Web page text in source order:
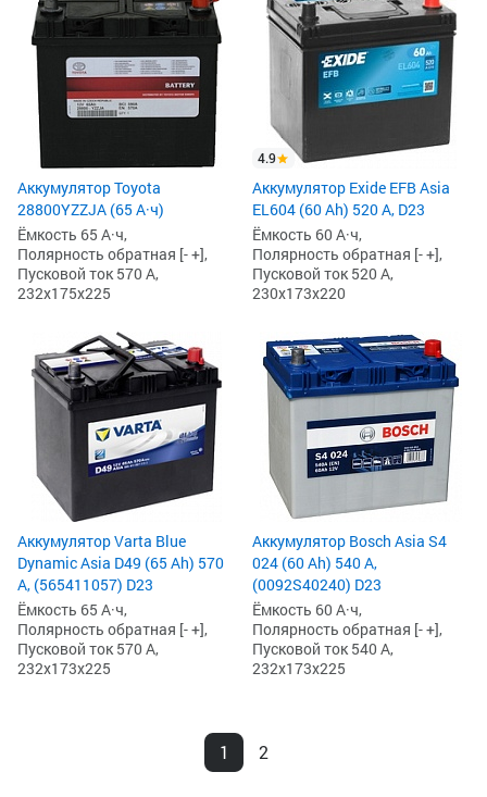
Аккумулятор Toyota
28800YZZJA (65 А·ч)
Ёмкость 65 А·ч,
Полярность обратная [- +],
Пусковой ток 570 А,
232x175x225
4.9
Аккумулятор Exide EFB Asia
EL604 (60 Ah) 520 А, D23
Ёмкость 60 А·ч,
Полярность обратная [- +],
Пусковой ток 520 А,
230x173x220
Аккумулятор Varta Blue
Dynamic Asia D49 (65 Ah) 570
А, (565411057) D23
Ёмкость 65 А·ч,
Полярность обратная [- +],
Пусковой ток 570 А,
232x173x225
Аккумулятор Bosch Asia S4
024 (60 Ah) 540 А,
(0092S40240) D23
Ёмкость 60 А·ч,
Полярность обратная [- +],
Пусковой ток 540 А,
232x173x225
1 2